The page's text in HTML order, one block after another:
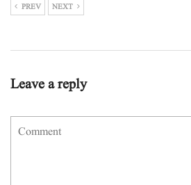
PREV NEXT
Leave a reply